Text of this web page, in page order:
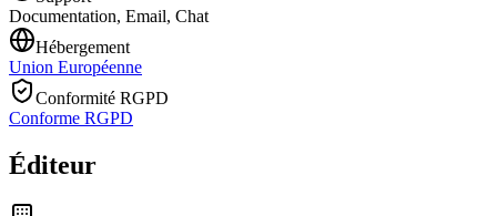
Documentation, Email, Chat
Hébergement
Union Européenne
Conformité RGPD
Conforme RGPD
Éditeur